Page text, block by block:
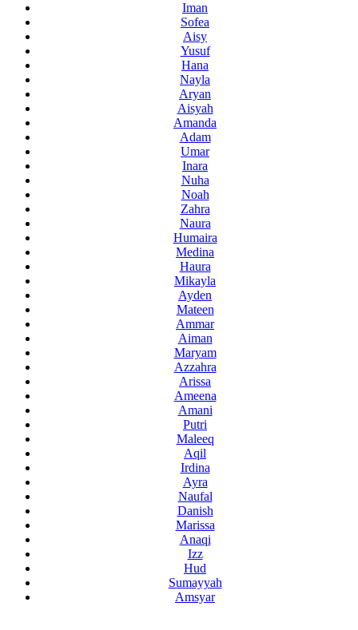
Iman
Sofea
Aisy
Yusuf
Hana
Nayla
Aryan
Aisyah
Amanda
Adam
Umar
Inara
Nuha
Noah
Zahra
Naura
Humaira
Medina
Haura
Mikayla
Ayden
Mateen
Ammar
Aiman
Maryam
Azzahra
Arissa
Ameena
Amani
Putri
Maleeq
Aqil
Irdina
Ayra
Naufal
Danish
Marissa
Anaqi
Izz
Hud
Sumayyah
Amsyar